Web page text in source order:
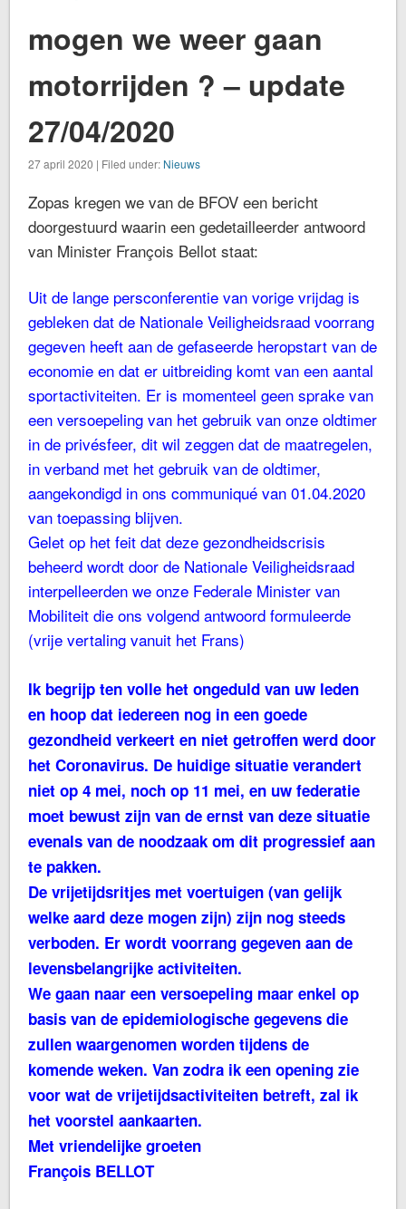
mogen we weer gaan
motorrijden ? – update
27/04/2020
27 april 2020 | Filed under: Nieuws
Zopas kregen we van de BFOV een bericht
doorgestuurd waarin een gedetailleerder antwoord
van Minister François Bellot staat:
Uit de lange persconferentie van vorige vrijdag is
gebleken dat de Nationale Veiligheidsraad voorrang
gegeven heeft aan de gefaseerde heropstart van de
economie en dat er uitbreiding komt van een aantal
sportactiviteiten. Er is momenteel geen sprake van
een versoepeling van het gebruik van onze oldtimer
in de privésfeer, dit wil zeggen dat de maatregelen,
in verband met het gebruik van de oldtimer,
aangekondigd in ons communiqué van 01.04.2020
van toepassing blijven.
Gelet op het feit dat deze gezondheidscrisis
beheerd wordt door de Nationale Veiligheidsraad
interpelleerden we onze Federale Minister van
Mobiliteit die ons volgend antwoord formuleerde
(vrije vertaling vanuit het Frans)
Ik begrijp ten volle het ongeduld van uw leden
en hoop dat iedereen nog in een goede
gezondheid verkeert en niet getroffen werd door
het Coronavirus. De huidige situatie verandert
niet op 4 mei, noch op 11 mei, en uw federatie
moet bewust zijn van de ernst van deze situatie
evenals van de noodzaak om dit progressief aan
te pakken.
De vrijetijdsritjes met voertuigen (van gelijk
welke aard deze mogen zijn) zijn nog steeds
verboden. Er wordt voorrang gegeven aan de
levensbelangrijke activiteiten.
We gaan naar een versoepeling maar enkel op
basis van de epidemiologische gegevens die
zullen waargenomen worden tijdens de
komende weken. Van zodra ik een opening zie
voor wat de vrijetijdsactiviteiten betreft, zal ik
het voorstel aankaarten.
Met vriendelijke groeten
François BELLOT